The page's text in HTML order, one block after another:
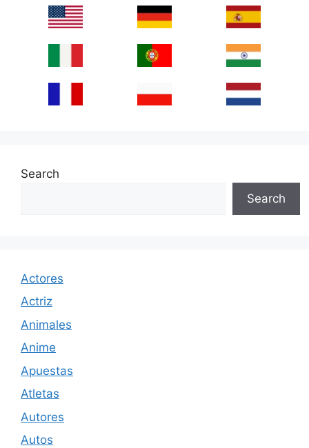
Search
Search
Actores
Actriz
Animales
Anime
Apuestas
Atletas
Autores
Autos